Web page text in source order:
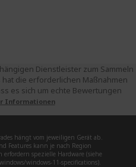
Dienstleister zum Sammeln
die erforderlichen Maßnahmen
es sich um echte Bewertungen
Informationen
hängt vom jeweiligen Gerät ab.
Features kann je nach Region
spezielle Hardware (siehe
windows-11-specifications).